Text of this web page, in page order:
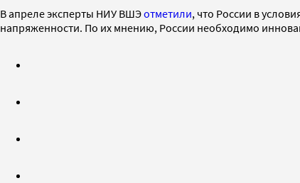
В апреле эксперты НИУ ВШЭотметили, что России в
напряженности. По их мнению, России необходимо